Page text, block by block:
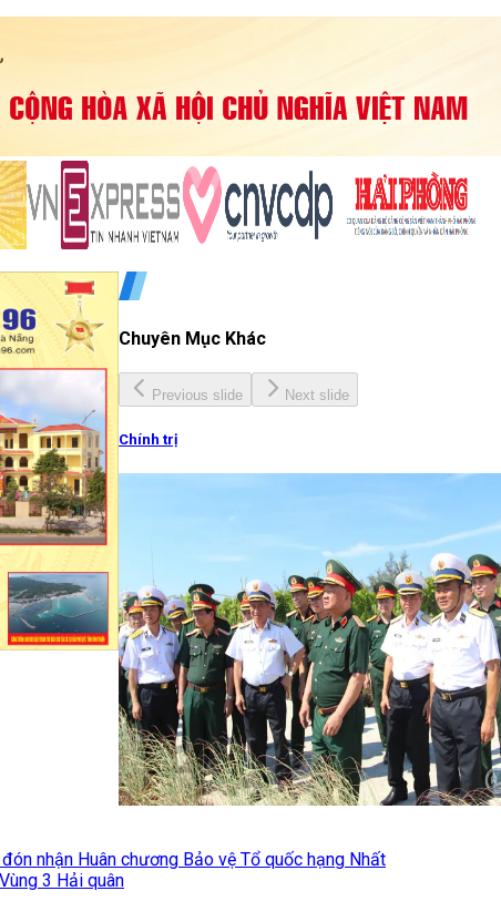
Chuyên Mục Khác
Previous slide Next slide
Chính trị
nhận Huân chương Bảo vệ Tổ quốc hạng Nhất
3 Hải quân